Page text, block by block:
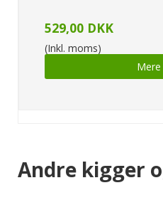
529,00 DKK
(Inkl. moms)
Andre kigger